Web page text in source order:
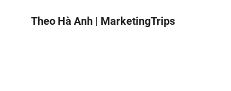
Theo Hà Anh | MarketingTrips